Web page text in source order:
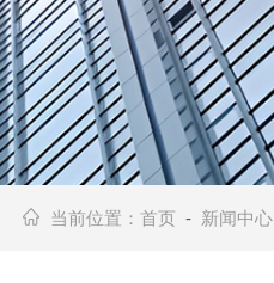
当前位置： 首页 - 新闻中心